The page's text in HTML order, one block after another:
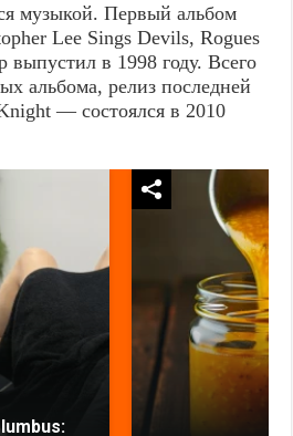
музыкой. Первый альбом
Lee Sings Devils, Rogues
выпустил в 1998 году. Всего
альбома, релиз последней
— состоялся в 2010